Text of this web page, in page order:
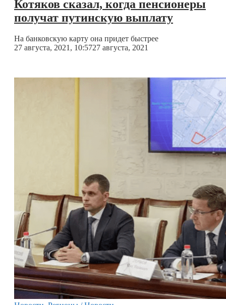
Котяков сказал, когда пенсионеры
получат путинскую выплату
На банковскую карту она придет быстрее
27 августа, 2021, 10:5727 августа, 2021